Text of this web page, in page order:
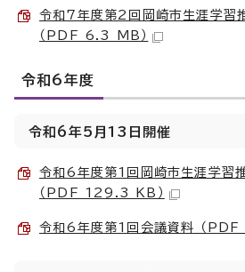
令和7年度第2回岡崎市生涯学習
（PDF 6.3 MB）
令和6年度
令和6年5月13日開催
令和6年度第1回岡崎市生涯学習
（PDF 129.3 KB）
令和6年度第1回会議資料 （